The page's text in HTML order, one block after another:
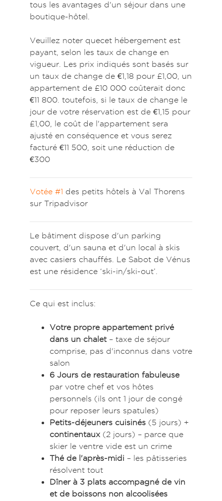
tous les avantages d'un séjour dans une
boutique-hôtel.
Veuillez noter quecet hébergement est
payant, selon les taux de change en
vigueur. Les prix indiqués sont basés sur
un taux de change de €1,18 pour £1,00, un
appartement de £10 000 coûterait donc
€11 800. toutefois, si le taux de change le
jour de votre réservation est de €1,15 pour
£1,00, le coût de l'appartement sera
ajusté en conséquence et vous serez
facturé €11 500, soit une réduction de
€300
Votée #1 des petits hôtels à Val Thorens
sur Tripadvisor
Le bâtiment dispose d'un parking
couvert, d'un sauna et d'un local à skis
avec casiers chauffés. Le Sabot de Vénus
est une résidence ‘ski-in/ski-out’.
Ce qui est inclus:
Votre propre appartement privé
dans un chalet– taxe de séjour
comprise, pas d'inconnus dans votre
salon
6 Jours de restauration fabuleuse
par votre chef et vos hôtes
personnels (ils ont 1 jour de congé
pour reposer leurs spatules)
Petits-déjeuners cuisinés (5 jours) +
continentaux (2 jours) – parce que
skier le ventre vide est un crime
Thé de l'après-midi – les pâtisseries
résolvent tout
Dîner à 3 plats accompagné de vin
et de boissons non alcoolisées